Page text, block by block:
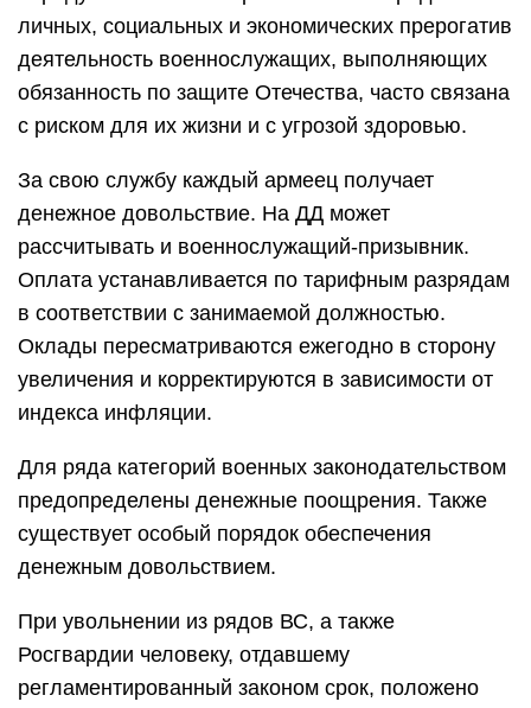
личных, социальных и экономических прерогатив
деятельность военнослужащих, выполняющих
обязанность по защите Отечества, часто связана
с риском для их жизни и с угрозой здоровью.
За свою службу каждый армеец получает
денежное довольствие. На ДД может
рассчитывать и военнослужащий-призывник.
Оплата устанавливается по тарифным разрядам
в соответствии с занимаемой должностью.
Оклады пересматриваются ежегодно в сторону
увеличения и корректируются в зависимости от
индекса инфляции.
Для ряда категорий военных законодательством
предопределены денежные поощрения. Также
существует особый порядок обеспечения
денежным довольствием.
При увольнении из рядов ВС, а также
Росгвардии человеку, отдавшему
регламентированный законом срок, положено